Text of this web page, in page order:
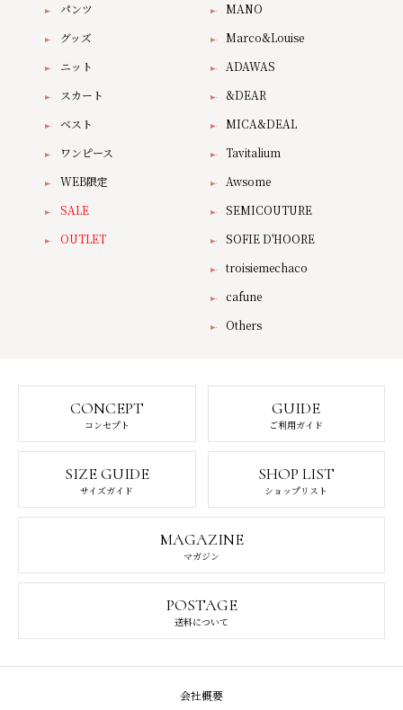
パンツ
グッズ
ニット
スカート
ベスト
ワンピース
WEB限定
SALE
OUTLET
MANO
Marco&Louise
ADAWAS
&DEAR
MICA&DEAL
Tavitalium
Awsome
SEMICOUTURE
SOFIE D'HOORE
troisiemechaco
cafune
Others
CONCEPT
コンセプト
GUIDE
ご利用ガイド
SIZE GUIDE
サイズガイド
SHOP LIST
ショップリスト
MAGAZINE
マガジン
POSTAGE
送料について
会社概要